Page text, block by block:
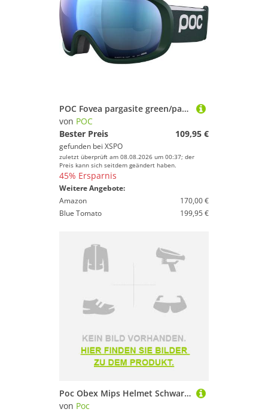
POC Fovea pargasite green/partly sunny blue
von POC
Bester Preis
109,95 €
gefunden bei XSPO
zuletzt überprüft am 08.08.2026 um 00:37; der
Preis kann sich seitdem geändert haben.
45% Ersparnis
Weitere Angebote:
Amazon
170,00 €
Blue Tomato
199,95 €
Poc Obex Mips Helmet Schwarz XS-S
von Poc